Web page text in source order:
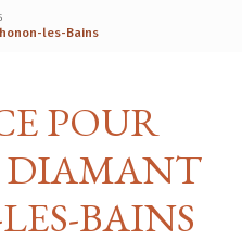
les-Bains
POUR
DIAMANT
BAINS